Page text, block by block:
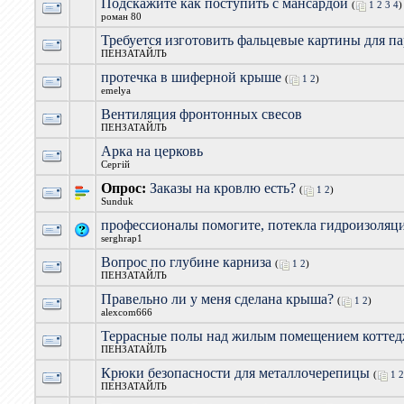
Подскажите как поступить с мансардой ( 1 2 3 4)
роман 80
Требуется изготовить фальцевые картины для
ПЕНЗАТАЙЛЪ
протечка в шиферной крыше ( 1 2)
emelya
Вентиляция фронтонных свесов
ПЕНЗАТАЙЛЪ
Арка на церковь
Сергій
Опрос:Заказы на кровлю есть? ( 1 2)
Sunduk
профессионалы помогите, потекла
serghrap1
Вопрос по глубине карниза ( 1 2)
ПЕНЗАТАЙЛЪ
Правельно ли у меня сделана крыша? ( 1 2)
alexcom666
Террасные полы над жилым помещением
ПЕНЗАТАЙЛЪ
Крюки безопасности для металлочерепицы ( 1 2
ПЕНЗАТАЙЛЪ